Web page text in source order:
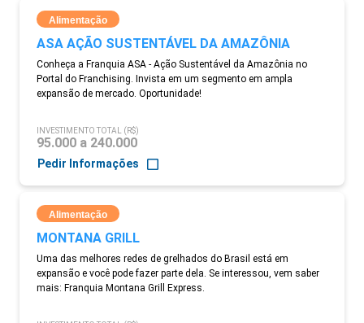
Alimentação
ASA AÇÃO SUSTENTÁVEL DA AMAZÔNIA
Conheça a Franquia ASA - Ação Sustentável da Amazônia no
Portal do Franchising. Invista em um segmento em ampla
expansão de mercado. Oportunidade!
INVESTIMENTO TOTAL (R$)
95.000 a 240.000
Pedir Informações
Alimentação
MONTANA GRILL
Uma das melhores redes de grelhados do Brasil está em
expansão e você pode fazer parte dela. Se interessou, vem saber
mais: Franquia Montana Grill Express.